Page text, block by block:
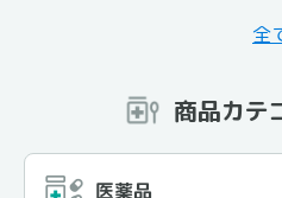
全
商品カテ
医薬品